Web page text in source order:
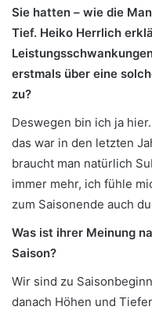
Sie hatten – wie die
Tief. Heiko Herrlich
erstmals über eine
zu?
Deswegen bin ich ja
das war in den letzten
braucht man natürlich
immer mehr, ich fühle
zum Saisonende auch
Was ist ihrer Meinung
Saison?
Wir sind zu
danach Höhen und